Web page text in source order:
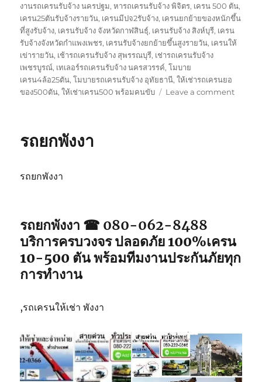
งานรถเครนรับจ้าง นครปฐม,หารถเครนรับจ้าง พิจิตร, เครน 500 ตัน,
เครน25ตันรับจ้างรายวัน, เครนมีปจ2รับจ้าง, เครนยกย้ายของหนักขึ้น
ที่สูงรับจ้าง, เครนรับจ้าง จังหวัดกาฬสินธุ์, เครนรับจ้าง สิงห์บุรี, เครน
รับจ้างจังหวัดกำแพงเพชร, เครนรับจ้างยกย้ายขึ้นสูงรายวัน, เครนให้
เข่ารายวัน, เช้ารถเครนรับจ้าง สุพรรณบุรี, เช่ารถเครนรับจ้าง
เพชรบูรณ์, เทเลอร์รถเครนรับจ้าง นครสวรรค์,โมบาย
เครน4ล้อ25ตัน,โมบายรถเครนรับจ้าง อุทัยธานี,ให้เช่ารถเครนยอ
ของ500ตัน,ให้เช่าเครน500 พร้อมคนขับ Leave a commenton
รถยกพังงา
รถยกพังงา
รถยกพังงา ☎ 080-062-8488
บริการครบวงจร ปลอดภัย 100%เครน
10-500 ตัน พร้อมทีมงานประกันภัยทุก
การทำงาน
,รถเครนให้เช่า พังงา